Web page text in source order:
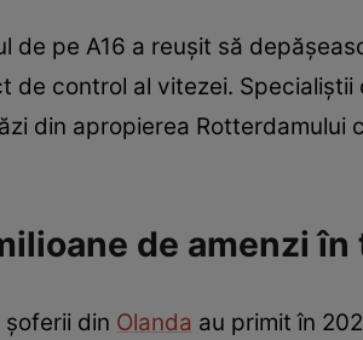
de pe A16 a reușit să
de control al vitezei.
din apropierea
de amenzi în
șoferii din Olanda au primit în